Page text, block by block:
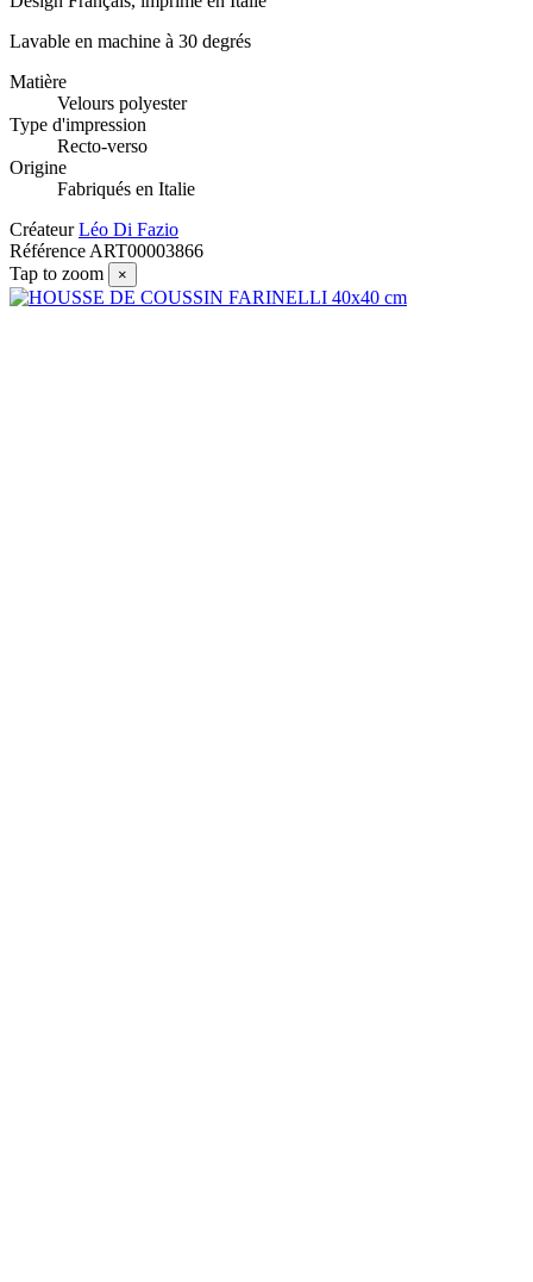
Lavable en machine à 30 degrés
Matière
Velours polyester
Type d'impression
Recto-verso
Origine
Fabriqués en Italie
Créateur Léo Di Fazio
RéférenceART00003866
Tap to zoom
×